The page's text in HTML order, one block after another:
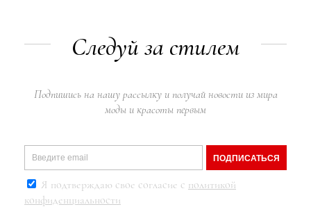
Следуй за стилем
Подпишись на нашу рассылку и получай новости из мира
моды и красоты первым
ПОДПИСАТЬСЯ
Я подтверждаю свое согласие с политикой
конфиденциальности